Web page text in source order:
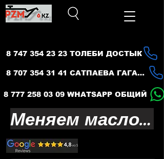
8 747 354 23 23 ТОЛЕБИ ДОСТЫК
8 707 354 31 41 САТПАЕВА ГАГАРИНА
8 777 258 03 09 WHATSAPP ОБЩИЙ
Меняем масло — продлеваем жизнь вашего авто